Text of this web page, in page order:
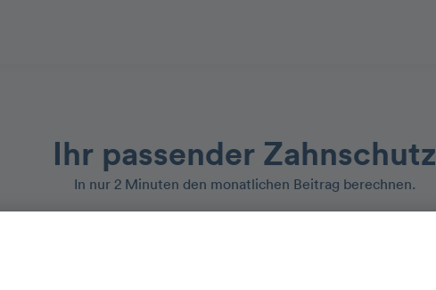
Ihr passender Zahnschutz
In nur 2 Minuten den monatlichen Beitrag berechnen.